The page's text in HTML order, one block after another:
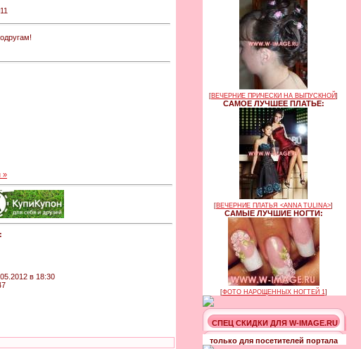
»
в 18:30
[ВЕЧЕРНИЕ ПРИЧЕСКИ НА ВЫПУСКНОЙ]
САМОЕ ЛУЧШЕЕ ПЛАТЬЕ:
[ВЕЧЕРНИЕ ПЛАТЬЯ <ANNA TULINA>]
САМЫЕ ЛУЧШИЕ НОГТИ:
[ФОТО НАРОЩЕННЫХ НОГТЕЙ 1]
СПЕЦ СКИДКИ ДЛЯ W-IMAGE.RU
только для посетителей портала